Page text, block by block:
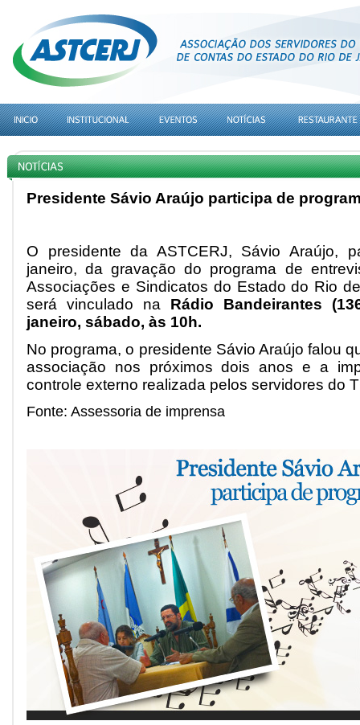
Presidente Sávio Araújo participa de
O presidente da ASTCERJ, Sávio Araújo,
janeiro, da gravação do programa de
Associações e Sindicatos do Estado do Rio
será vinculado na Rádio Bandeirantes
janeiro, sábado, às 10h.
No programa, o presidente Sávio Araújo falou
associação nos próximos dois anos e a
controle externo realizada pelos servidores do
Fonte: Assessoria de imprensa